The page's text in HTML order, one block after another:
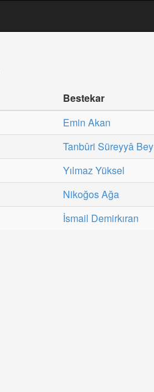
Bestekar
Emin Akan
Tanbûri Süreyyâ Bey
Yılmaz Yüksel
Nikoğos Ağa
İsmail Demirkıran